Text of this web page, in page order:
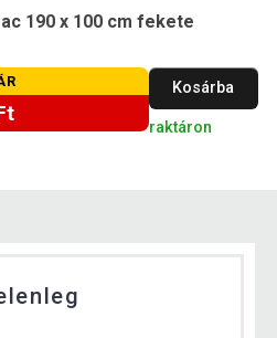
190 x 100 cm fekete
Kosárba
raktáron